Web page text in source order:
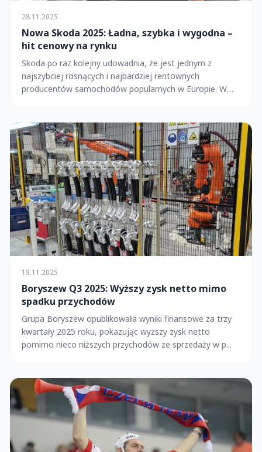
28.11.2025
Nowa Skoda 2025: Ładna, szybka i wygodna –
hit cenowy na rynku
Skoda po raz kolejny udowadnia, że jest jednym z
najszybciej rosnących i najbardziej rentownych
producentów samochodów popularnych w Europie. W
19.11.2025
Boryszew Q3 2025: Wyższy zysk netto mimo
spadku przychodów
Grupa Boryszew opublikowała wyniki finansowe za trzy
kwartały 2025 roku, pokazując wyższy zysk netto
pomimo nieco niższych przychodów ze sprzedaży w p...